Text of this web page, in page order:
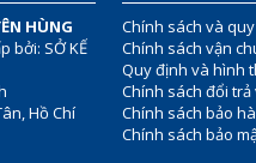
HÙNG
bởi: SỞ KẾ
Hồ Chí
Chính sách và
Chính sách vận
Quy định và hình
Chính sách đổi
Chính sách bảo
Chính sách bảo